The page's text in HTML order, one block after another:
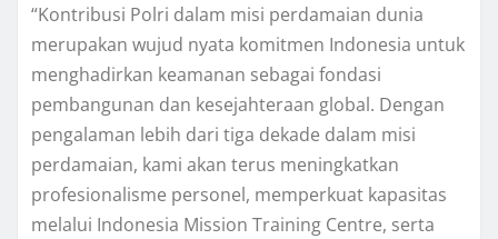
“Kontribusi Polri dalam misi perdamaian dunia
merupakan wujud nyata komitmen Indonesia untuk
menghadirkan keamanan sebagai fondasi
pembangunan dan kesejahteraan global. Dengan
pengalaman lebih dari tiga dekade dalam misi
perdamaian, kami akan terus meningkatkan
profesionalisme personel, memperkuat kapasitas
melalui Indonesia Mission Training Centre, serta